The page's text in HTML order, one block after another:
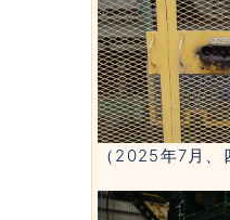
（2025年7月、